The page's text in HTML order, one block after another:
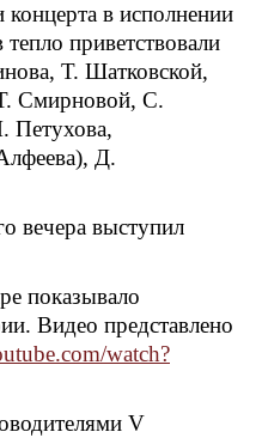
в исполнении
приветствовали
Т. Шатковской,
Смирновой, С.
Петухова,
Д.
вечера выступил
показывало
Видео представлено
watch?
V